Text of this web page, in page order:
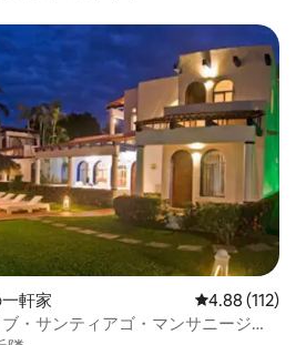
軒家 レビュー112
4.88 (112)
・サンティアゴ・マンサニージ